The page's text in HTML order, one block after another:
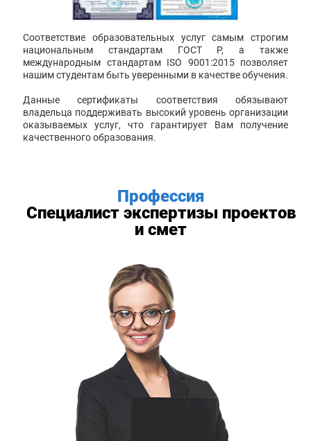
Соответствие образовательных услуг самым строгим
национальным стандартам ГОСТ Р, а также
международным стандартам ISO 9001:2015 позволяет
нашим студентам быть уверенными в качестве обучения.
Данные сертификаты соответствия обязывают
владельца поддерживать высокий уровень организации
оказываемых услуг, что гарантирует Вам получение
качественного образования.
Профессия
Специалист экспертизы проектов
и смет